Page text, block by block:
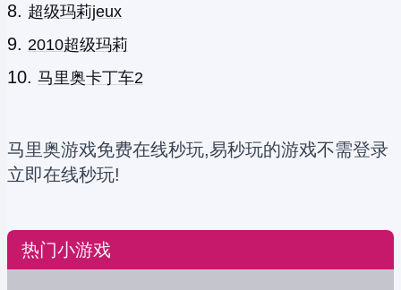
超级玛莉jeux
2010超级玛莉
马里奥卡丁车2
马里奥游戏免费在线秒玩,易秒玩的游戏不需登录
立即在线秒玩!
热门小游戏